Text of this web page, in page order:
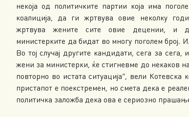
некоја од политичките партии која има
коалиција, да ги жртвува овие неколку
жртвува жените сите овие децении, и
министерките да бидат во многу поголем број.
Во тој случај другите кандидати, сега за сега,
жени за министерки, ќе стигневме до некаков
повторно во истата ситуација“, вели Котевска
пристапот е поекстремен, но смета дека е
политичка заложба дека ова е сериозно